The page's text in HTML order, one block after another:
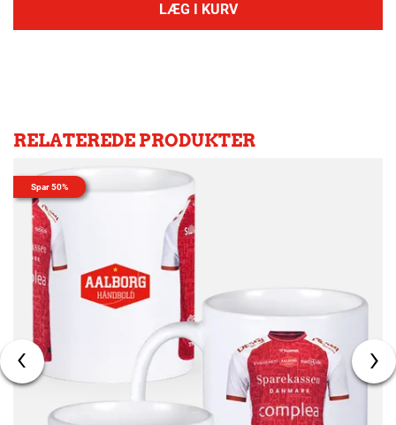
LÆG I KURV
RELATEREDE PRODUKTER
Spar 50%
‹ ›